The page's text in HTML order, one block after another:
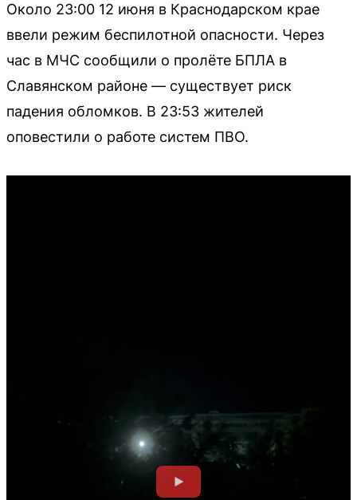
Около 23:00 12 июня в Краснодарском крае
ввели режим беспилотной опасности. Через
час в МЧС сообщили о пролёте БПЛА в
Славянском районе — существует риск
падения обломков. В 23:53 жителей
оповестили о работе систем ПВО.